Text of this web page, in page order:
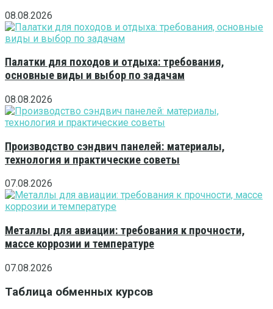
08.08.2026
Палатки для походов и отдыха: требования,
основные виды и выбор по задачам
08.08.2026
Производство сэндвич панелей: материалы,
технология и практические советы
07.08.2026
Металлы для авиации: требования к прочности,
массе коррозии и температуре
07.08.2026
Таблица обменных курсов